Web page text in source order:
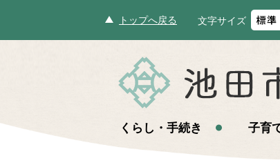
トップへ戻る 文字サイズ
くらし・手続き 子育